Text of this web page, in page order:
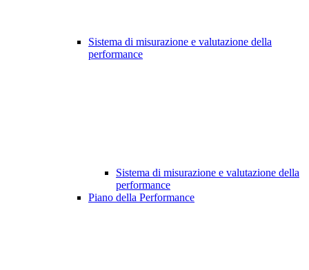
Sistema di misurazione e valutazione della
performance
Sistema di misurazione e valutazione della
performance
Piano della Performance